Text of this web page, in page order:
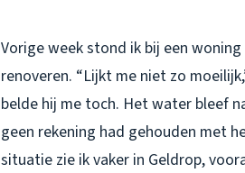
Vorige week stond ik bij een
renoveren. “Lijkt me niet zo
belde hij me toch. Het water bleef
geen rekening had gehouden met
situatie zie ik vaker in Geldrop,